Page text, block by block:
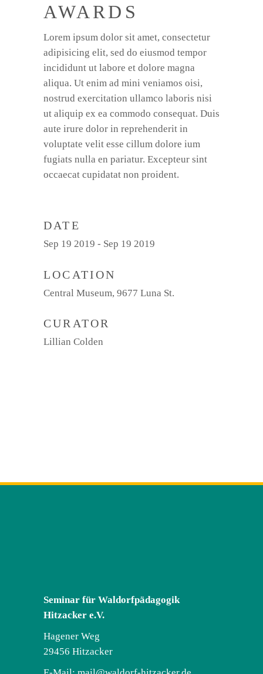
AWARDS
Lorem ipsum dolor sit amet, consectetur
adipisicing elit, sed do eiusmod tempor
incididunt ut labore et dolore magna
aliqua. Ut enim ad mini veniamos oisi,
nostrud exercitation ullamco laboris nisi
ut aliquip ex ea commodo consequat. Duis
aute irure dolor in reprehenderit in
voluptate velit esse cillum dolore ium
fugiats nulla en pariatur. Excepteur sint
occaecat cupidatat non proident.
DATE
Sep 19 2019 - Sep 19 2019
LOCATION
Central Museum, 9677 Luna St.
CURATOR
Lillian Colden
Seminar für Waldorfpädagogik
Hitzacker e.V.
Hagener Weg
29456 Hitzacker